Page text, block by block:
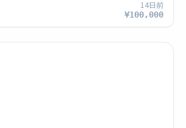
14日前
¥100,000